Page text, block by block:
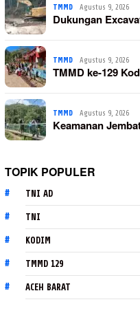
TMMD Agustus 9, 2026
Dukungan
TMMD Agustus 9, 2026
TMMD ke-129
TMMD Agustus 9, 2026
Keamanan
TOPIK POPULER
TNI AD
TNI
KODIM
TMMD 129
ACEH BARAT